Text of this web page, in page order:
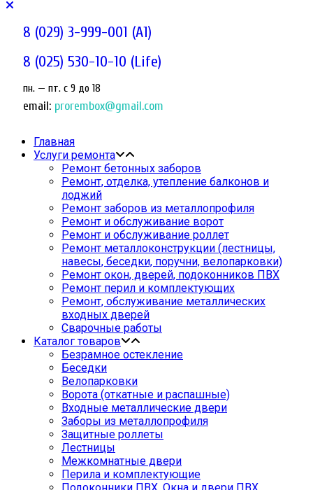
8 (029) 3-999-001 (A1)
8 (025) 530-10-10 (Life)
пн. — пт. c 9 до 18
email: prorembox@gmail.com
Главная
Услуги ремонта
Ремонт бетонных заборов
Ремонт, отделка, утепление балконов и
лоджий
Ремонт заборов из металлопрофиля
Ремонт и обслуживание ворот
Ремонт и обслуживание роллет
Ремонт металлоконструкции (лестницы,
навесы, беседки, поручни, велопарковки)
Ремонт окон, дверей, подоконников ПВХ
Ремонт перил и комплектующих
Ремонт, обслуживание металлических
входных дверей
Сварочные работы
Каталог товаров
Безрамное остекление
Беседки
Велопарковки
Ворота (откатные и распашные)
Входные металлические двери
Заборы из металлопрофиля
Защитные роллеты
Лестницы
Межкомнатные двери
Перила и комплектующие